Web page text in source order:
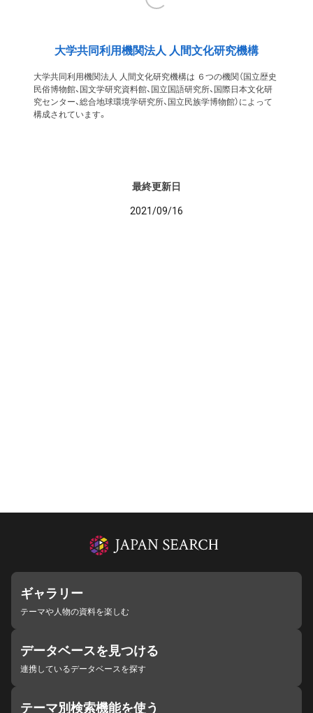
大学共同利用機関法人 人間文化研究機構
大学共同利用機関法人 人間文化研究機構は ６つの機関（国立歴史
民俗博物館、国文学研究資料館、国立国語研究所、国際日本文化研
究センター、総合地球環境学研究所、国立民族学博物館）によって
構成されています。
最終更新日
2021/09/16
ギャラリー
テーマや人物の資料を楽しむ
データベースを見つける
連携しているデータベースを探す
テーマ別検索機能を使う